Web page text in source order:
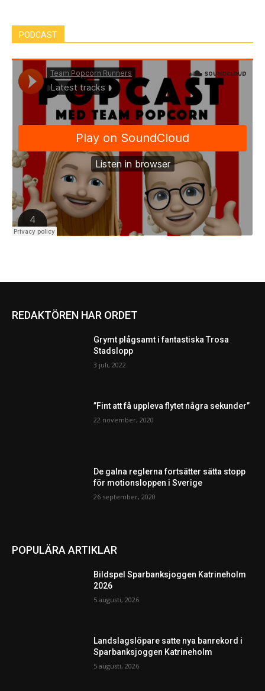
PODCAST
REDAKTÖREN HAR ORDET
Grymt plågsamt i fantastiska Trosa
Stadslopp
3 juli, 2022
”Fint att få uppleva flytet några sekunder”
22 november, 2020
De galna reglerna fortsätter sätta stopp
för motionsloppen i Sverige
26 september, 2020
POPULÄRA ARTIKLAR
Bildspel Sparbanksjoggen Katrineholm
2026
5 augusti, 2026
Landslagslöpare satte nya banrekord i
Sparbanksjoggen Katrineholm
5 augusti, 2026